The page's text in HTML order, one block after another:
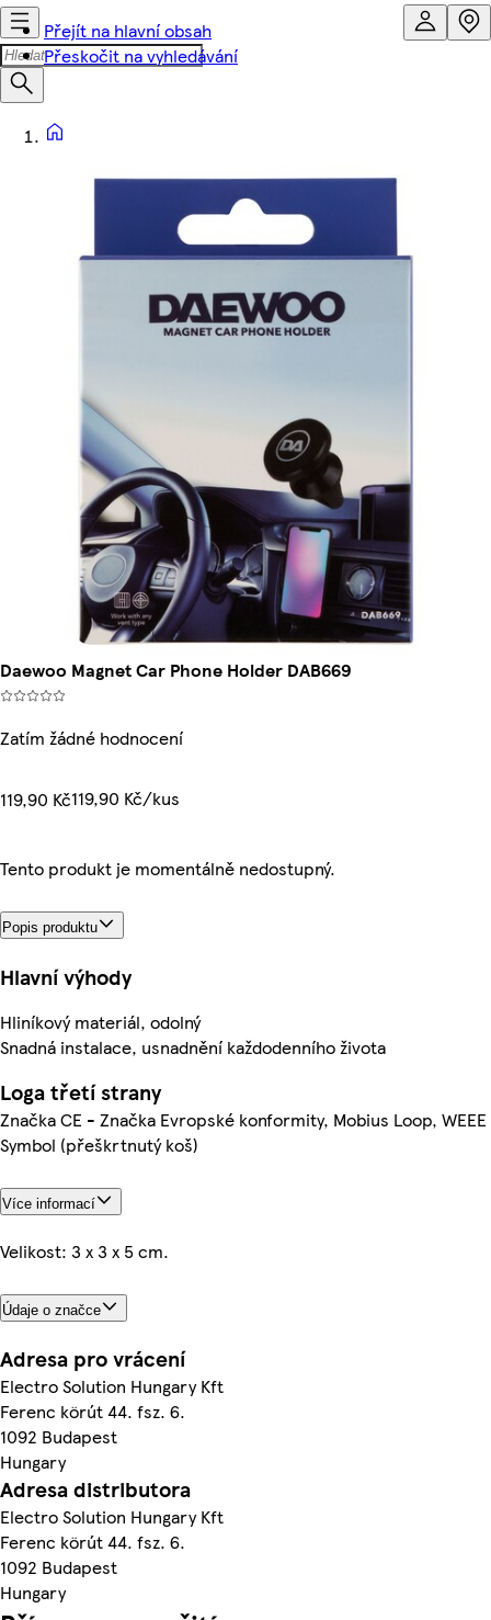
Přejít na hlavní obsah
Přeskočit na vyhledávání
Daewoo Magnet Car Phone Holder DAB669
Zatím žádné hodnocení
119,90 Kč119,90 Kč/kus
Tento produkt je momentálně nedostupný.
Popis produktu
Hlavní výhody
Hliníkový materiál, odolný
Snadná instalace, usnadnění každodenního života
Loga třetí strany
Značka CE - Značka Evropské konformity, Mobius Loop, WEEE
Symbol (přeškrtnutý koš)
Více informací
Velikost: 3 x 3 x 5 cm.
Údaje o značce
Adresa pro vrácení
Electro Solution Hungary Kft
Ferenc körút 44. fsz. 6.
1092 Budapest
Hungary
Adresa distributora
Electro Solution Hungary Kft
Ferenc körút 44. fsz. 6.
1092 Budapest
Hungary